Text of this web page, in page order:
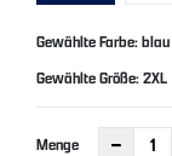
Gewählte Farbe:
Gewählte Größe:2XL
Menge